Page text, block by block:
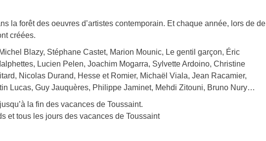
la forêt des oeuvres d’artistes contemporain. Et chaque année, lors de de
créées.
Blazy, Stéphane Castet, Marion Mounic, Le gentil garçon, Éric
Lucien Pelen, Joachim Mogarra, Sylvette Ardoino, Christine
Nicolas Durand, Hesse et Romier, Michaël Viala, Jean Racamier,
Lucas, Guy Jauquères, Philippe Jaminet, Mehdi Zitouni, Bruno Nury…
la fin des vacances de Toussaint.
et tous les jours des vacances de Toussaint